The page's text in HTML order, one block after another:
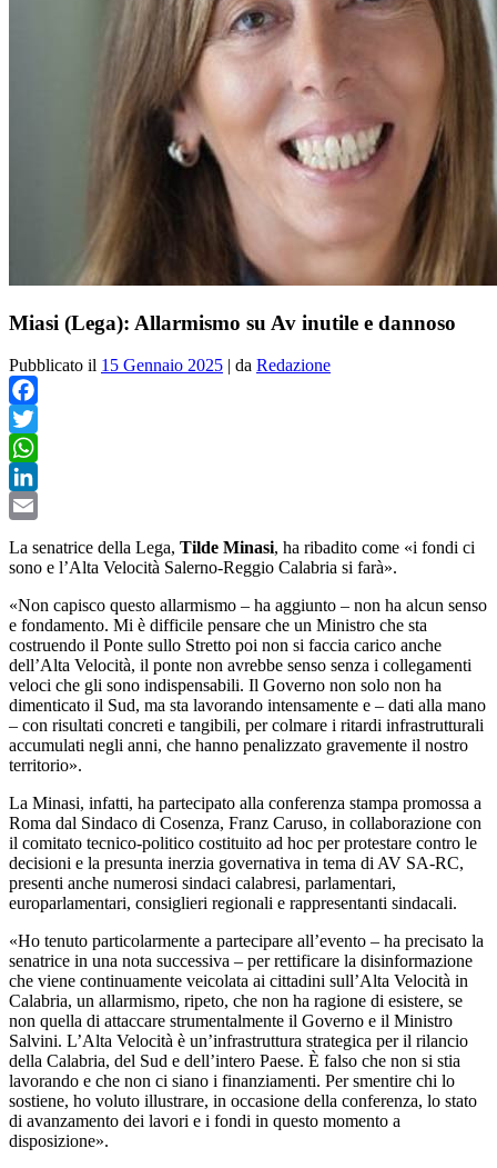
Miasi (Lega): Allarmismo su Av inutile e dannoso
Pubblicato il 15 Gennaio 2025 | da Redazione
Facebook
Twitter
WhatsApp
LinkedIn
La senatrice della Lega, Tilde Minasi, ha ribadito come «i fondi ci
sono e l’Alta Velocità Salerno-Reggio Calabria si farà».
«Non capisco questo allarmismo – ha aggiunto – non ha alcun senso
e fondamento. Mi è difficile pensare che un Ministro che sta
costruendo il Ponte sullo Stretto poi non si faccia carico anche
dell’Alta Velocità, il ponte non avrebbe senso senza i collegamenti
veloci che gli sono indispensabili. Il Governo non solo non ha
dimenticato il Sud, ma sta lavorando intensamente e – dati alla mano
– con risultati concreti e tangibili, per colmare i ritardi infrastrutturali
accumulati negli anni, che hanno penalizzato gravemente il nostro
territorio».
La Minasi, infatti, ha partecipato alla conferenza stampa promossa a
Roma dal Sindaco di Cosenza, Franz Caruso, in collaborazione con
il comitato tecnico-politico costituito ad hoc per protestare contro le
decisioni e la presunta inerzia governativa in tema di AV SA-RC,
presenti anche numerosi sindaci calabresi, parlamentari,
europarlamentari, consiglieri regionali e rappresentanti sindacali.
«Ho tenuto particolarmente a partecipare all’evento – ha precisato la
senatrice in una nota successiva – per rettificare la disinformazione
che viene continuamente veicolata ai cittadini sull’Alta Velocità in
Calabria, un allarmismo, ripeto, che non ha ragione di esistere, se
non quella di attaccare strumentalmente il Governo e il Ministro
Salvini. L’Alta Velocità è un’infrastruttura strategica per il rilancio
della Calabria, del Sud e dell’intero Paese. È falso che non si stia
lavorando e che non ci siano i finanziamenti. Per smentire chi lo
sostiene, ho voluto illustrare, in occasione della conferenza, lo stato
di avanzamento dei lavori e i fondi in questo momento a
disposizione».